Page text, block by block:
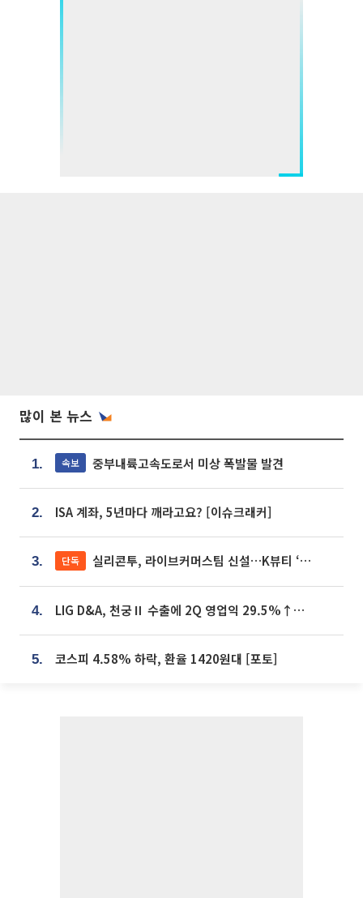
많이 본 뉴스
1. 속보 중부내륙고속도로서 미상 폭발물 발견
2. ISA 계좌, 5년마다 깨라고요? [이슈크래커]
3. 단독 실리콘투, 라이브커머스팀 신설…K뷰티 ‘글로벌 판매망’ 확대[K뷰티 라방戰]
4. LIG D&A, 천궁Ⅱ 수출에 2Q 영업익 29.5%↑…수주잔고 24.6조 [종합]
5. 코스피 4.58% 하락, 환율 1420원대 [포토]